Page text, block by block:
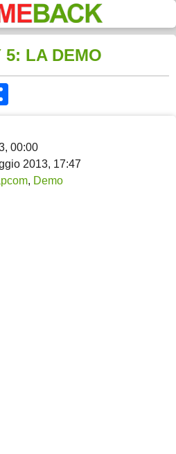
5: LA DEMO
00:00
2013, 17:47
, Demo